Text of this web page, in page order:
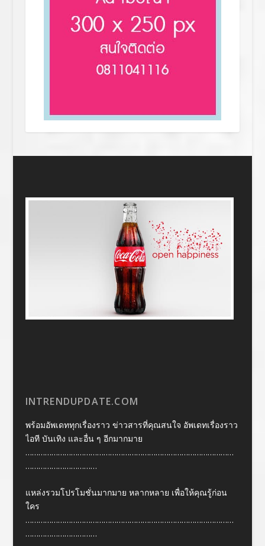
INTRENDUPDATE.COM
พร้อมอัพเดททุกเรื่องราว ข่าวสารที่คุณสนใจ อัพเดทเรื่องราว
ไอที บันเทิง และอื่น ๆ อีกมากมาย
……………………………………………………………………………………
……………………………
แหล่งรวมโปรโมชั่นมากมาย หลากหลาย เพื่อให้คุณรู้ก่อน
ใคร
……………………………………………………………………………………
……………………………